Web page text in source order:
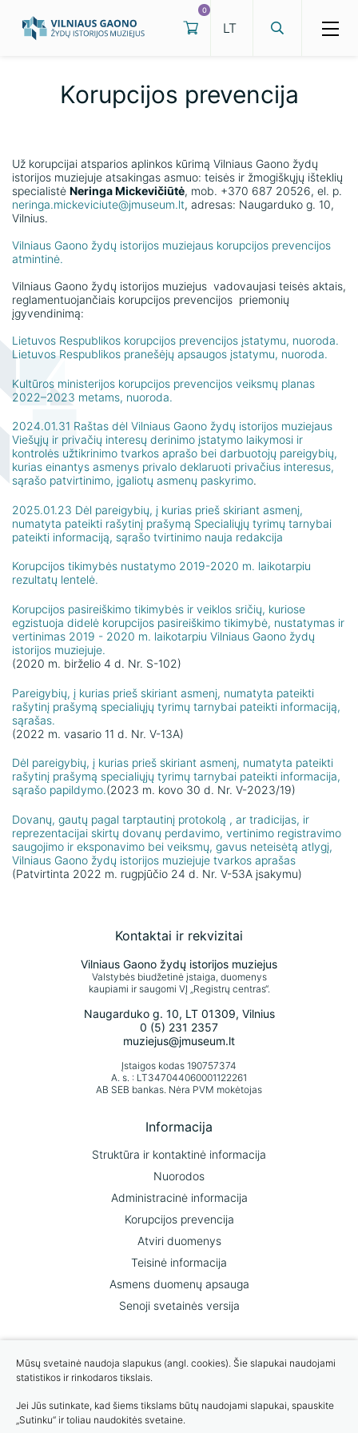
Ekskursijos
Parodos
Renginiai
Virtualios parodos
Darbo laikas
Patalpų nuoma
Eksponatų arba jų skaitmeninių atvaizdų
Konsultacijų ir ekspertizių paslaugos
ekspozicija
Lietuvos žydų kultūros ir tapatybės
muziejaus nuolatinė ekspozicija
Išsigelbėjęs žydų vaikas pasakoja apie Šoa
Žako Lipšico muziejaus ekspozicija
0
Korupcijos prevencija
Už korupcijai atsparios aplinkos kūrimą Vilniaus Gaono žydų
istorijos muziejuje atsakingas asmuo: teisės ir žmogiškųjų išteklių
specialistė Neringa Mickevičiūtė, mob. +370 687 20526, el. p.
neringa.mickeviciute@jmuseum.lt, adresas: Naugarduko g. 10,
Vilnius.
Vilniaus Gaono žydų istorijos muziejaus korupcijos prevencijos
atmintinė.
Vilniaus Gaono žydų istorijos muziejus vadovaujasi teisės aktais,
reglamentuojančiais korupcijos prevencijos priemonių
įgyvendinimą:
Lietuvos Respublikos korupcijos prevencijos įstatymu, nuoroda.
Lietuvos Respublikos pranešėjų apsaugos įstatymu, nuoroda.
Kultūros ministerijos korupcijos prevencijos veiksmų planas
2022–2023 metams, nuoroda.
2024.01.31 Raštas dėl Vilniaus Gaono žydų istorijos muziejaus
Viešųjų ir privačių interesų derinimo įstatymo laikymosi ir
kontrolės užtikrinimo tvarkos aprašo bei darbuotojų pareigybių,
kurias einantys asmenys privalo deklaruoti privačius interesus,
sąrašo patvirtinimo, įgaliotų asmenų paskyrimo.
2025.01.23 Dėl pareigybių, į kurias prieš skiriant asmenį,
numatyta pateikti rašytinį prašymą Specialiųjų tyrimų tarnybai
pateikti informaciją, sąrašo tvirtinimo nauja redakcija
Korupcijos tikimybės nustatymo 2019-2020 m. laikotarpiu
rezultatų lentelė.
Korupcijos pasireiškimo tikimybės ir veiklos sričių, kuriose
egzistuoja didelė korupcijos pasireiškimo tikimybė, nustatymas ir
vertinimas 2019 - 2020 m. laikotarpiu Vilniaus Gaono žydų
istorijos muziejuje.
(2020 m. birželio 4 d. Nr. S-102)
Pareigybių, į kurias prieš skiriant asmenį, numatyta pateikti
rašytinį prašymą specialiųjų tyrimų tarnybai pateikti informaciją,
sąrašas.
(2022 m. vasario 11 d. Nr. V-13A)
Dėl pareigybių, į kurias prieš skiriant asmenį, numatyta pateikti
rašytinį prašymą specialiųjų tyrimų tarnybai pateikti informacija,
sąrašo papildymo.(2023 m. kovo 30 d. Nr. V-2023/19)
Dovanų, gautų pagal tarptautinį protokolą , ar tradicijas, ir
reprezentacijai skirtų dovanų perdavimo, vertinimo registravimo
saugojimo ir eksponavimo bei veiksmų, gavus neteisėtą atlygį,
Vilniaus Gaono žydų istorijos muziejuje tvarkos aprašas
(Patvirtinta 2022 m. rugpjūčio 24 d. Nr. V-53A įsakymu)
Kontaktai ir rekvizitai
Vilniaus Gaono žydų istorijos muziejus
Valstybės biudžetinė įstaiga, duomenys
kaupiami ir saugomi VĮ „Registrų centras“.
Naugarduko g. 10, LT 01309, Vilnius
0 (5) 231 2357
muziejus@jmuseum.lt
Įstaigos kodas 190757374
A. s. : LT347044060001122261
AB SEB bankas. Nėra PVM mokėtojas
Informacija
Struktūra ir kontaktinė informacija
Nuorodos
Administracinė informacija
Korupcijos prevencija
Atviri duomenys
Teisinė informacija
Asmens duomenų apsauga
Senoji svetainės versija
Mūsų svetainė naudoja slapukus (angl. cookies). Šie slapukai naudojami
statistikos ir rinkodaros tikslais.
Jei Jūs sutinkate, kad šiems tikslams būtų naudojami slapukai, spauskite
„Sutinku“ ir toliau naudokitės svetaine.